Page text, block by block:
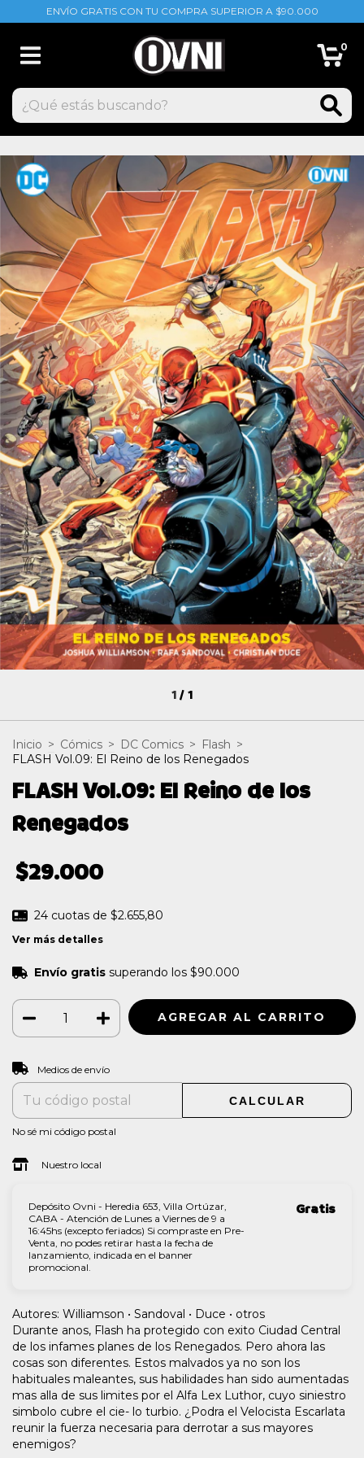
ENVÍO GRATIS CON TU COMPRA SUPERIOR A $90.000
0
1/1
Inicio > Cómics > DC Comics > Flash >
FLASH Vol.09: El Reino de los Renegados
FLASH Vol.09: El Reino de los
Renegados
$29.000
24 cuotas de $2.655,80
Ver más detalles
Envío gratis superando los $90.000
Entregas para el CP:
Medios de envío
CALCULAR
No sé mi código postal
Nuestro local
Depósito Ovni - Heredia 653, Villa Ortúzar,
CABA - Atención de Lunes a Viernes de 9 a
16:45hs (excepto feriados) Si compraste en Pre-
Venta, no podes retirar hasta la fecha de
lanzamiento, indicada en el banner
promocional.
Gratis
Autores: Williamson • Sandoval • Duce • otros
Durante anos, Flash ha protegido con exito Ciudad Central
de los infames planes de los Renegados. Pero ahora las
cosas son diferentes. Estos malvados ya no son los
habituales maleantes, sus habilidades han sido aumentadas
mas alla de sus limites por el Alfa Lex Luthor, cuyo siniestro
simbolo cubre el cie- lo turbio. ¿Podra el Velocista Escarlata
reunir la fuerza necesaria para derrotar a sus mayores
enemigos?